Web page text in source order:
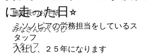
施設長のお手紙
みなさんのくらし
スタッフ
に走った日⭐︎
ミソノピアの労務担当をしているス
タッフ
入社し、２５年になります